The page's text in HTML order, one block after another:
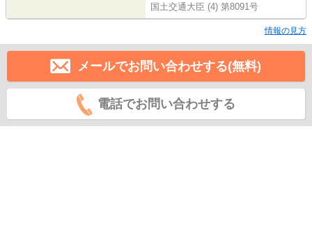
国土交通大臣 (4) 第8091号
情報の見方
メールでお問い合わせする(無料)
電話でお問い合わせする